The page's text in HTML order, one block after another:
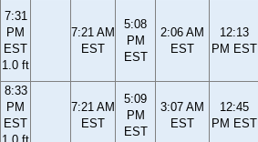
7:31
PM
EST
1.0 ft
7:21 AM
EST
5:08
PM
EST
2:06 AM
EST
12:13
PM EST
8:33
PM
EST
7:21 AM
EST
5:09
PM
EST
3:07 AM
EST
12:45
PM EST